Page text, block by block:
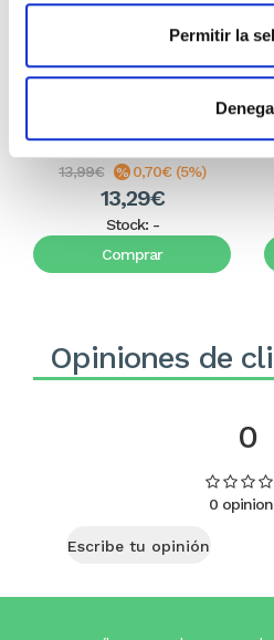
Permitir la
En la quietud de Su
presencia
13,99€ 0,70€ (5%)
13,29€
Stock: -
Comprar
Opiniones de
0
0
Escribe tu opinión